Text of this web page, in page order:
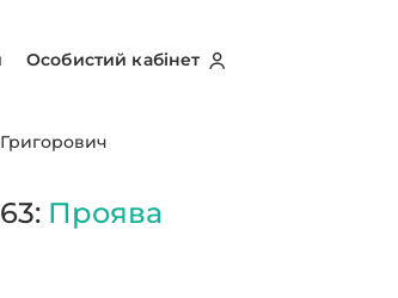
Особистий кабінет
Проява